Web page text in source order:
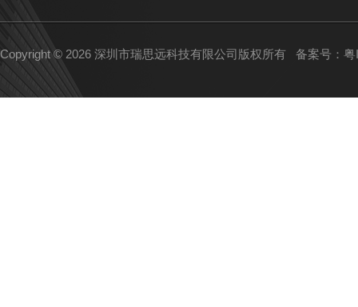
Copyright © 2026 深圳市瑞思远科技有限公司版权所有 备案号：